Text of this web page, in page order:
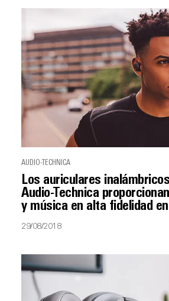
AUDIO-TECHNICA
Los auriculares
Audio-Technica
y música en alta fidelidad
29/08/2018